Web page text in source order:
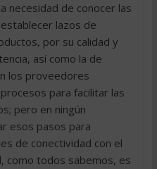
necesidad de conocer las
lazos de
por su calidad y
así como la de
los proveedores
para facilitar las
pero en ningún
esos pasos para
de conectividad con el
como todos sabemos, es